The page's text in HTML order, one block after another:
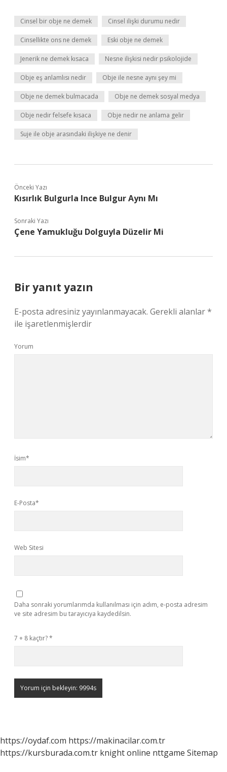
Cinsel bir obje ne demek Cinsel ilişki durumu nedir
Cinsellikte ons ne demek Eski obje ne demek
Jenerik ne demek kısaca Nesne ilişkisi nedir psikolojide
Obje eş anlamlısı nedir Obje ile nesne aynı şey mi
Obje ne demek bulmacada Obje ne demek sosyal medya
Obje nedir felsefe kısaca Obje nedir ne anlama gelir
Suje ile obje arasındaki ilişkiye ne denir
Önceki Yazı
Kısırlık Bulgurla Ince Bulgur Aynı Mı
Sonraki Yazı
Çene Yamukluğu Dolguyla Düzelir Mi
Bir yanıt yazın
E-posta adresiniz yayınlanmayacak. Gerekli alanlar*
ile işaretlenmişlerdir
Yorum
İsim*
E-Posta*
Web Sitesi
Daha sonraki yorumlarımda kullanılması için adım, e-posta adresim
ve site adresim bu tarayıcıya kaydedilsin.
7 + 8 kaçtır?*
https://oydaf.com https://makinacilar.com.tr
https://kursburada.com.tr knight online nttgame Sitemap